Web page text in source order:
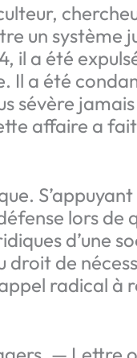
un système
a été expulsé
a été
sévère
affaire a
lors
d’une
de
radical